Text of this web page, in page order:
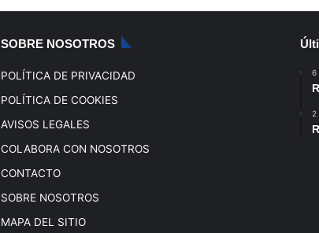
SOBRE NOSOTROS
POLÍTICA DE PRIVACIDAD
POLÍTICA DE COOKIES
AVISOS LEGALES
COLABORA CON NOSOTROS
CONTACTO
SOBRE NOSOTROS
MAPA DEL SITIO
6
2